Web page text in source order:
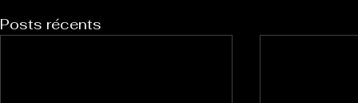
Posts récents